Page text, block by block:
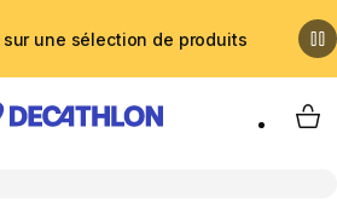
sur une sélection de produits
My